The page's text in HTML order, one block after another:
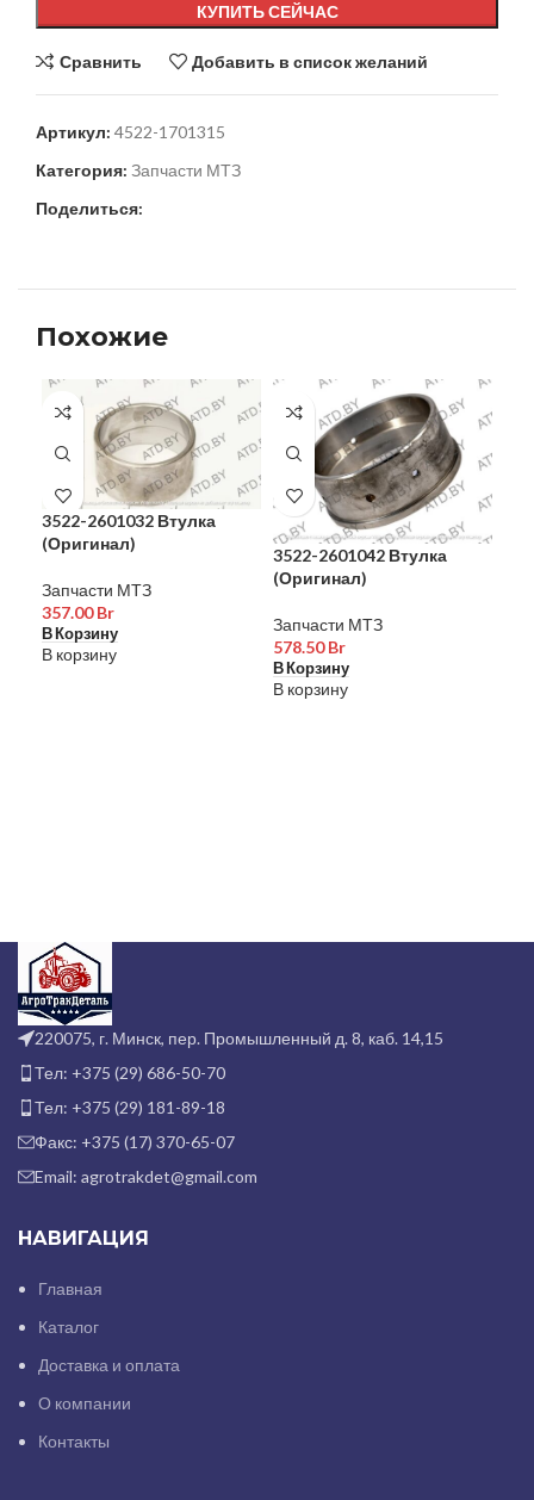
КУПИТЬ СЕЙЧАС
Сравнить Добавить в список желаний
Артикул: 4522-1701315
Категория: Запчасти МТЗ
Поделиться:
Похожие
3522-2601032 Втулка
(Оригинал)
Запчасти МТЗ
357.00Br
В Корзину
В корзину
3522-2601042 Втулка
(Оригинал)
Запчасти МТЗ
578.50Br
В Корзину
В корзину
220075, г. Минск, пер. Промышленный д. 8, каб. 14,15
Тел: +375 (29) 686-50-70
Тел: +375 (29) 181-89-18
Факс: +375 (17) 370-65-07
Email: agrotrakdet@gmail.com
НАВИГАЦИЯ
Главная
Каталог
Доставка и оплата
О компании
Контакты